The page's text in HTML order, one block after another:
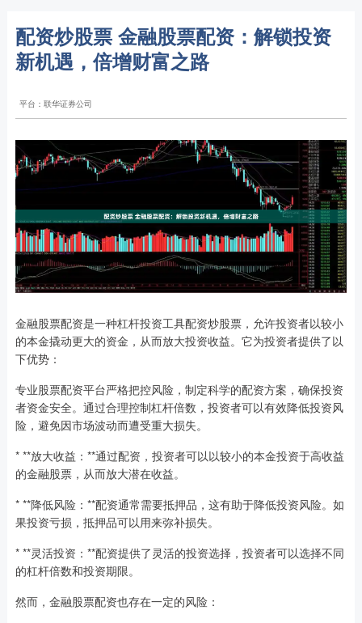
配资炒股票 金融股票配资：解锁投资
新机遇，倍增财富之路
平台：联华证券公司
金融股票配资是一种杠杆投资工具配资炒股票，允许投资者以较小
的本金撬动更大的资金，从而放大投资收益。它为投资者提供了以
下优势：
专业股票配资平台严格把控风险，制定科学的配资方案，确保投资
者资金安全。通过合理控制杠杆倍数，投资者可以有效降低投资风
险，避免因市场波动而遭受重大损失。
* **放大收益：**通过配资，投资者可以以较小的本金投资于高收益
的金融股票，从而放大潜在收益。
* **降低风险：**配资通常需要抵押品，这有助于降低投资风险。如
果投资亏损，抵押品可以用来弥补损失。
* **灵活投资：**配资提供了灵活的投资选择，投资者可以选择不同
的杠杆倍数和投资期限。
然而，金融股票配资也存在一定的风险：